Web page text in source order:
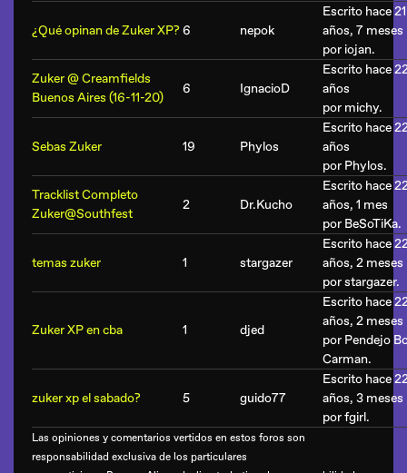
¿Qué opinan de Zuker XP?6 nepok
Escrito hace 21
años, 7 meses
por iojan.
Zuker @ Creamfields
Buenos Aires (16-11-20)
6 IgnacioD
Escrito hace
años
por michy.
Sebas Zuker 19 Phylos
Escrito hace
años
por Phylos.
Tracklist Completo
Zuker@Southfest
2 Dr.Kucho
Escrito hace
años, 1 mes
por BeSoTiKa.
temas zuker 1 stargazer
Escrito hace
años, 2 meses
porstargazer.
Zuker XP en cba 1 djed
Escrito hace
años, 2 meses
por Pendejo
Carman.
zuker xp el sabado? 5 guido77
Escrito hace
años, 3 meses
porfgirl.
Las opiniones y comentarios vertidos en estos foros son
responsabilidad exclusiva de los particulares